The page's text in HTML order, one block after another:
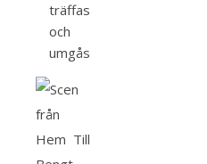
träffas
och
umgås.